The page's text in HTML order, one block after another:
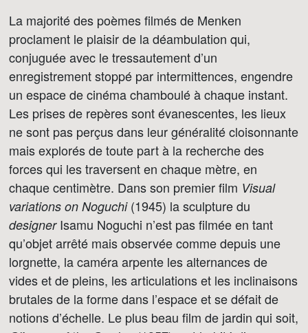
La majorité des poèmes filmés de Menken
proclament le plaisir de la déambulation qui,
conjuguée avec le tressautement d’un
enregistrement stoppé par intermittences, engendre
un espace de cinéma chamboulé à chaque instant.
Les prises de repères sont évanescentes, les lieux
ne sont pas perçus dans leur généralité cloisonnante
mais explorés de toute part à la recherche des
forces qui les traversent en chaque mètre, en
chaque centimètre. Dans son premier film Visual
variations on Noguchi(1945) la sculpture du
designerIsamu Noguchi n’est pas filmée en tant
qu’objet arrêté mais observée comme depuis une
lorgnette, la caméra arpente les alternances de
vides et de pleins, les articulations et les inclinaisons
brutales de la forme dans l’espace et se défait de
notions d’échelle. Le plus beau film de jardin qui soit,